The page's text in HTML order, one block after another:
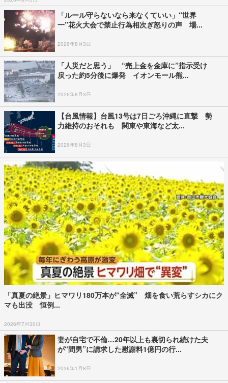
「ルール守らないなら来なくていい」“世界
一”花火大会で禁止行為相次ぎ怒りの声 場...
2026年8月3日
「人災だと思う」 “売上金を金庫に”指示受け
戻った約5分後に爆発 イオンモール熊...
2026年8月3日
【台風情報】台風13号は7日ごろ沖縄に直撃 勢
力維持のおそれも 関東や東海など太...
2026年8月3日
「真夏の絶景」ヒマワリ180万本が“全滅” 畑を食い荒らすシカにク
マも出没 恒例...
2026年7月30日
妻が自宅で不倫…20年以上も裏切られ続けた夫
が“間男”に請求した慰謝料1億円の行...
2026年1月8日